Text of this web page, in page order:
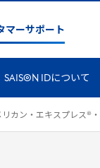
マーサポート
SAISON IDについて
カン・エキスプレス®